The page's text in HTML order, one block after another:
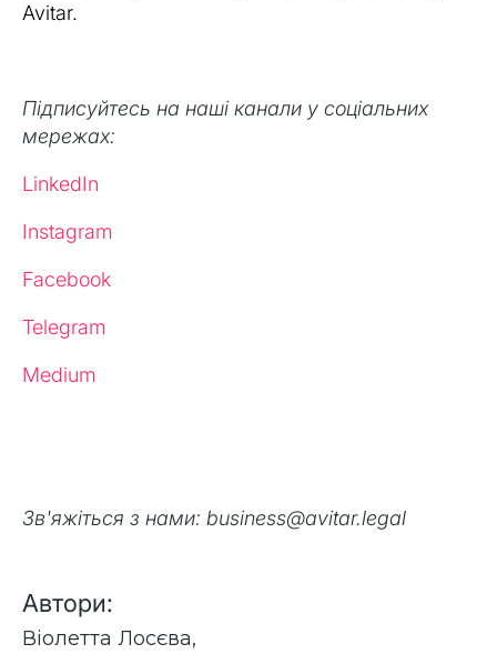
Avitar.
Підписуйтесь на наші канали у соціальних
мережах:
LinkedIn
Instagram
Facebook
Telegram
Medium
Зв'яжіться з нами: business@avitar.legal
Автори:
Віолетта Лосєва,